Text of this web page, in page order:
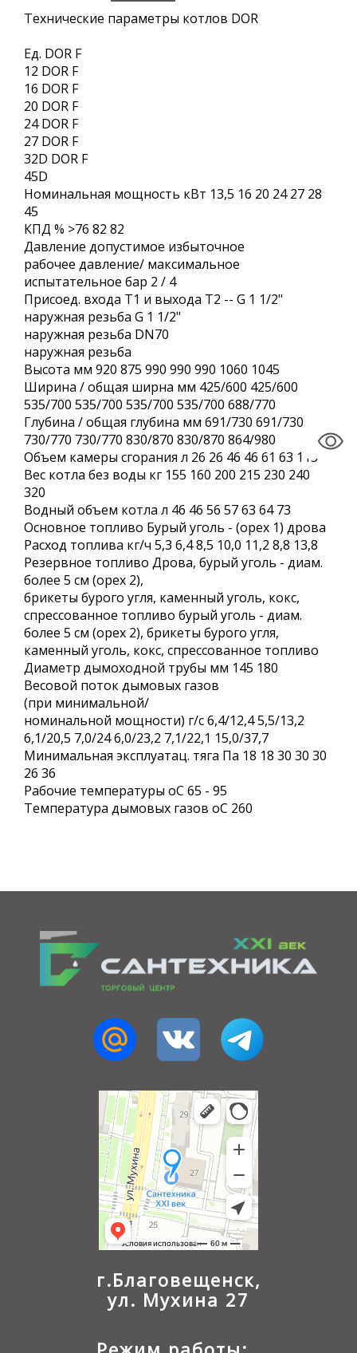
Технические параметры котлов DOR
Ед. DOR F
12 DOR F
16 DOR F
20 DOR F
24 DOR F
27 DOR F
32D DOR F
45D
Номинальная мощность кВт 13,5 16 20 24 27 28
45
КПД % >76 82 82
Давление допустимое избыточное
рабочее давление/ максимальное
испытательное бар 2 / 4
Присоед. входа Т1 и выхода Т2 -- G 1 1/2"
наружная резьба G 1 1/2"
наружная резьба DN70
наружная резьба
Высота мм 920 875 990 990 990 1060 1045
Ширина / общая ширна мм 425/600 425/600
535/700 535/700 535/700 535/700 688/770
Глубина / общая глубина мм 691/730 691/730
730/770 730/770 830/870 830/870 864/980
Объем камеры сгорания л 26 26 46 46 61 63 115
Вес котла без воды кг 155 160 200 215 230 240
320
Водный объем котла л 46 46 56 57 63 64 73
Основное топливо Бурый уголь - (орех 1) дрова
Расход топлива кг/ч 5,3 6,4 8,5 10,0 11,2 8,8 13,8
Резервное топливо Дрова, бурый уголь - диам.
более 5 см (орех 2),
брикеты бурого угля, каменный уголь, кокс,
спрессованное топливо бурый уголь - диам.
более 5 см (орех 2), брикеты бурого угля,
каменный уголь, кокс, спрессованное топливо
Диаметр дымоходной трубы мм 145 180
Весовой поток дымовых газов
(при минимальной/
номинальной мощности) г/с 6,4/12,4 5,5/13,2
6,1/20,5 7,0/24 6,0/23,2 7,1/22,1 15,0/37,7
Минимальная эксплуатац. тяга Па 18 18 30 30 30
26 36
Рабочие температуры оС 65 - 95
Температура дымовых газов оС 260
г.Благовещенск,
ул. Мухина 27